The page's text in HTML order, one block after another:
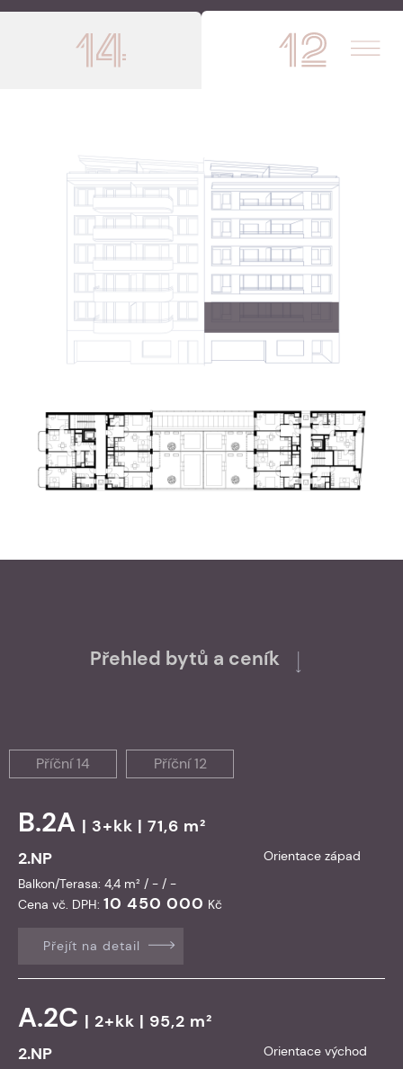
Přehled bytů a ceník
Příční 14 Příční 12
B.2A | 3+kk | 71,6 m²
2.NP
Orientace západ
Balkon/Terasa: 4,4 m² / - / -
Cena vč. DPH: 10 450 000 Kč
Přejít na detail
A.2C | 2+kk | 95,2 m²
2.NP
Orientace východ